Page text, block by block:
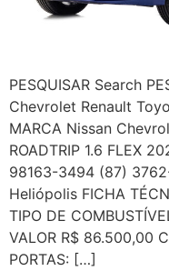
PESQUISAR Search
Chevrolet Renault
MARCA Nissan
ROADTRIP 1.6 FLEX
98163-3494 (87)
Heliópolis FICHA
TIPO DE
VALOR R$ 86.500,00
PORTAS: […]